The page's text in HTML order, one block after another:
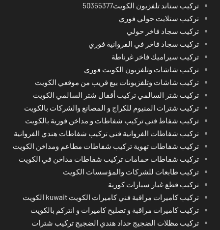
تركيب ستاند تلفزيون الكويت50355377
تركيب ستلايت حولي فوري
تركيب سجاد فاخر حولي
تركيب سجاد فاخر في الفروانية فوري
تركيب سيراميك فاخر غرناطة
تركيب شاشات وتلفزيون الكويت فوري
تركيب شاشات وتلفزيونات بيع قريب من موقعي الكويت
تركيب شتر السالمي تركيب أقفال شتر السالمي الكويت
تركيب شترات المنيوم للكراج و المصانع والشركات بالكويت
تركيب شفاط فني تركيب شفاطات و مداخن فورية بالكويت
تركيب شفاطات الفروانية فني تركيب شفاطات هندي الفروانية
تركيب شفاطات تهوية تركيب شفاطات مطاعم ومداخن الكويت
تركيب شفاطات حمامات تركيب شفاطات مداخن في الكويت
تركيب طابعات للشركات والمؤسسات الكويت
تركيب قطع غيار سيارات كورية
تركيب كاميرات مراقبة فني كاميرات الكويت kuwait الكويت
تركيب كاميرات مراقبة و تصليح كاميرات و انتركم بالكويت
تركيب مظلات الضجيج حداد هندي الضجيج تركيب شترات